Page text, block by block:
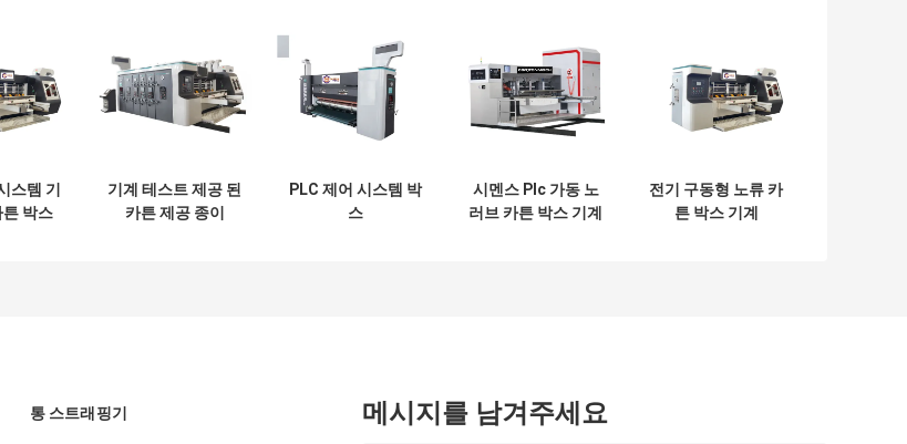
스템 기
튼 박스
기계 테스트 제공 된
카튼 제공 종이
PLC 제어 시스템 박
스
시멘스 Plc 가동 노
러브 카튼 박스 기계
전기 구동형 노류 카
튼 박스 기계
통 스트래핑기 메시지를 남겨주세요